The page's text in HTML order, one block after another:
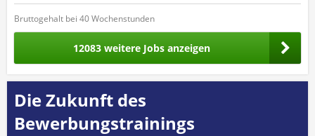
Bruttogehalt bei 40 Wochenstunden
12083 weitere Jobs anzeigen
Die Zukunft des
Bewerbungstrainings